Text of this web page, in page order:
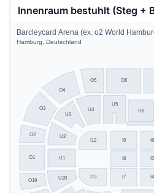
Innenraum bestuhlt (Steg +
O19
O6
O5
O4
O3
O2
O1
U20
U6
U5
U4
U3
U2
U1
I4
I5
I6
I7
I8
I9
I10
I12
Barcleycard Arena (ex. o2 World
Hamburg, Deutschland